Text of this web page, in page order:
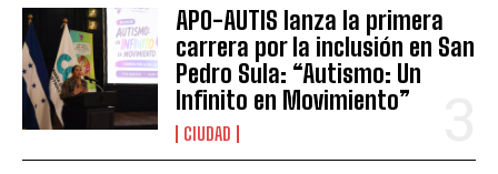
APO-AUTIS lanza la primera
carrera por la inclusión en San
Pedro Sula: “Autismo: Un
Infinito en Movimiento”
CIUDAD